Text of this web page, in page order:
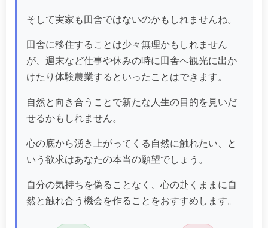
そして実家も田舎ではないのかもしれませんね。
田舎に移住することは少々無理かもしれません
が、週末など仕事や休みの時に田舎へ観光に出か
けたり体験農業するといったことはできます。
自然と向き合うことで新たな人生の目的を見いだ
せるかもしれません。
心の底から湧き上がってくる自然に触れたい、と
いう欲求はあなたの本当の願望でしょう。
自分の気持ちを偽ることなく、心の赴くままに自
然と触れ合う機会を作ることをおすすめします。